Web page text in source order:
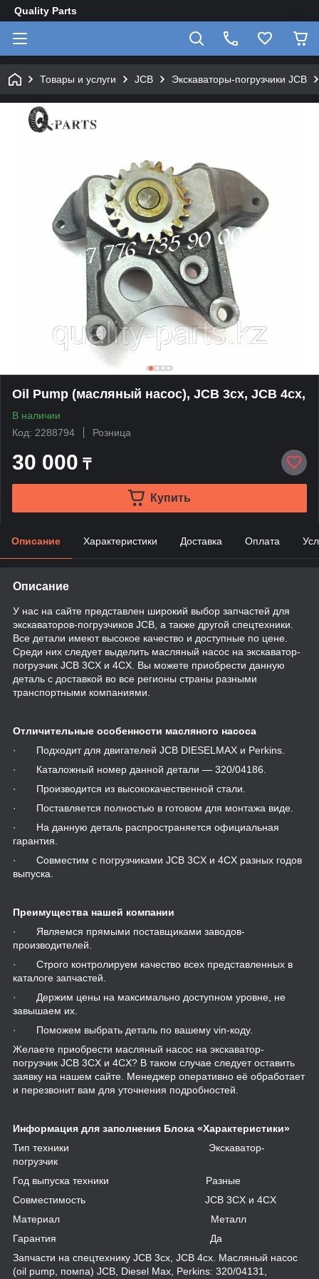
Quality Parts
Товары и услуги JCB Экскаваторы-погрузчики JCB
Oil Pump (масляный насос), JCB 3cx, JCB 4cx,
В наличии
Код: 2288794
Розница
30 000 ₸
Купить
Описание Характеристики Доставка Оплата
Описание
У нас на сайте представлен широкий выбор запчастей для
экскаваторов-погрузчиков JCB, а также другой спецтехники.
Все детали имеют высокое качество и доступные по цене.
Среди них следует выделить масляный насос на экскаватор-
погрузчик JCB 3CX и 4CX. Вы можете приобрести данную
деталь с доставкой во все регионы страны разными
транспортными компаниями.
Отличительные особенности масляного насоса
· Подходит для двигателей JCB DIESELMAX и Perkins.
· Каталожный номер данной детали — 320/04186.
· Производится из высококачественной стали.
· Поставляется полностью в готовом для монтажа виде.
· На данную деталь распространяется официальная
гарантия.
· Совместим с погрузчиками JCB 3CX и 4CX разных годов
выпуска.
Преимущества нашей компании
· Являемся прямыми поставщиками заводов-
производителей.
· Строго контролируем качество всех представленных в
каталоге запчастей.
· Держим цены на максимально доступном уровне, не
завышаем их.
· Поможем выбрать деталь по вашему vin-коду.
Желаете приобрести масляный насос на экскаватор-
погрузчик JCB 3CX и 4CX? В таком случае следует оставить
заявку на нашем сайте. Менеджер оперативно её обработает
и перезвонит вам для уточнения подробностей.
Информация для заполнения Блока «Характеристики»
Тип техники Экскаватор-
погрузчик
Год выпуска техники Разные
Совместимость JCB 3CX и 4CX
Материал Металл
Гарантия Да
Запчасти на спецтехнику JCB 3cx, JCB 4cx. Масляный насос
(oil pump, помпа) JCB, Diesel Max, Perkins: 320/04131,